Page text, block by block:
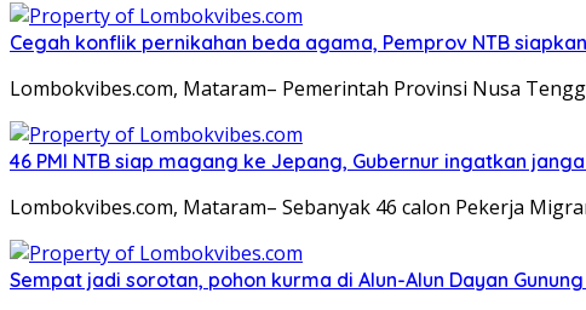
Cegah konflik pernikahan beda agama, Pemprov NTB
Lombokvibes.com, Mataram– Pemerintah Provinsi Nusa
46 PMI NTB siap magang ke Jepang, Gubernur ingatkan
Lombokvibes.com, Mataram– Sebanyak 46 calon Pekerja
Sempat jadi sorotan, pohon kurma di Alun-Alun Dayan